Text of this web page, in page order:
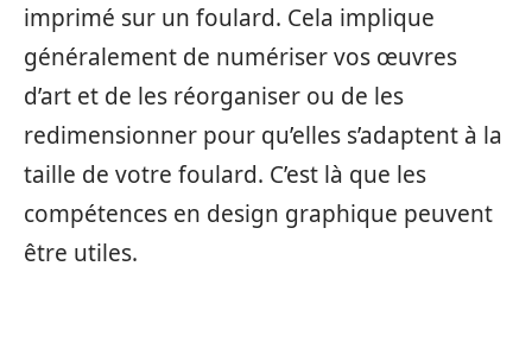
imprimé sur un foulard. Cela implique
généralement de numériser vos œuvres
d’art et de les réorganiser ou de les
redimensionner pour qu’elles s’adaptent à la
taille de votre foulard. C’est là que les
compétences en design graphique peuvent
être utiles.